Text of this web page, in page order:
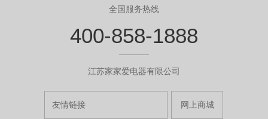
全国服务热线
400-858-1888
江苏家家爱电器有限公司
友情链接 网上商城